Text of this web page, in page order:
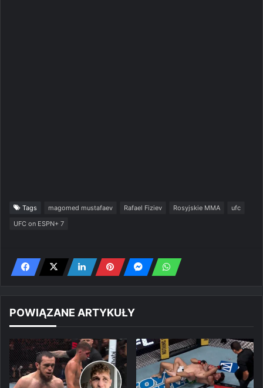
Tags magomed mustafaev Rafael Fiziev Rosyjskie MMA
ufc
UFC on ESPN+ 7
POWIĄZANE ARTYKUŁY